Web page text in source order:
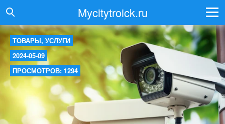
Mycitytroick.ru
ТОВАРЫ, УСЛУГИ
2024-05-09
ПРОСМОТРОВ: 1294